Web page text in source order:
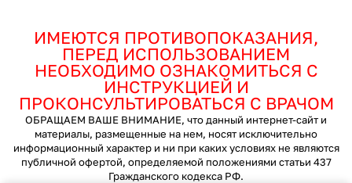
ИМЕЮТСЯ ПРОТИВОПОКАЗАНИЯ,
ПЕРЕД ИСПОЛЬЗОВАНИЕМ
НЕОБХОДИМО ОЗНАКОМИТЬСЯ С
ИНСТРУКЦИЕЙ И
ПРОКОНСУЛЬТИРОВАТЬСЯ С ВРАЧОМ
ОБРАЩАЕМ ВАШЕ ВНИМАНИЕ, что данный интернет-сайт и
материалы, размещенные на нем, носят исключительно
информационный характер и ни при каких условиях не являются
публичной офертой, определяемой положениями статьи 437
Гражданского кодекса РФ.